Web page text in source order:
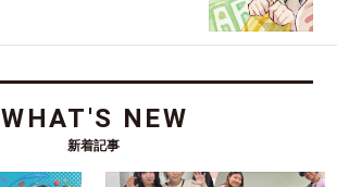
WHAT'S NEW
新着記事